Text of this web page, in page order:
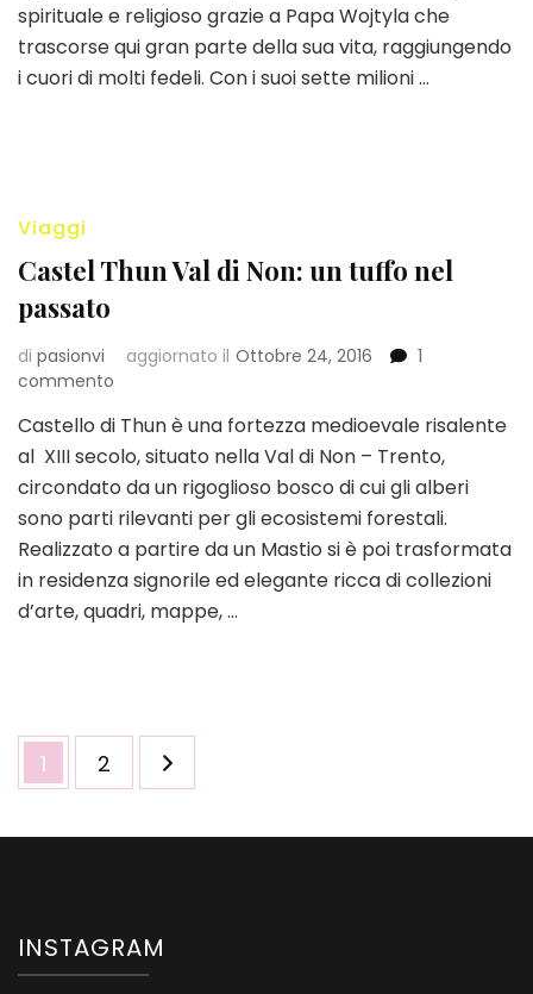
memorie
spirituale e religioso grazie a Papa Wojtyla che
trascorse qui gran parte della sua vita, raggiungendo
i cuori di molti fedeli. Con i suoi sette milioni …
Viaggi
Castel Thun Val di Non: un tuffo nel
passato
di pasionvi aggiornato il Ottobre 24, 2016
1
commento
Thun
Val
di
un
tuffo
nel
passato
Castello di Thun è una fortezza medioevale risalente
al XIII secolo, situato nella Val di Non – Trento,
circondato da un rigoglioso bosco di cui gli alberi
sono parti rilevanti per gli ecosistemi forestali.
Realizzato a partire da un Mastio si è poi trasformata
in residenza signorile ed elegante ricca di collezioni
d’arte, quadri, mappe, …
Paginazione
degli
Pagina
1 Pagina
2
INSTAGRAM